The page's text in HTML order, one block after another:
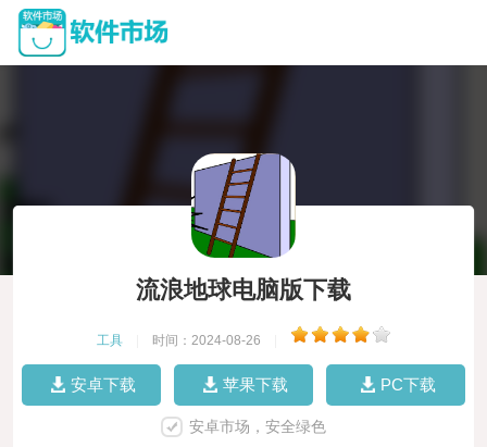
流浪地球电脑版下载
工具 时间：2024-08-26
安卓下载 苹果下载 PC下载
安卓市场，安全绿色